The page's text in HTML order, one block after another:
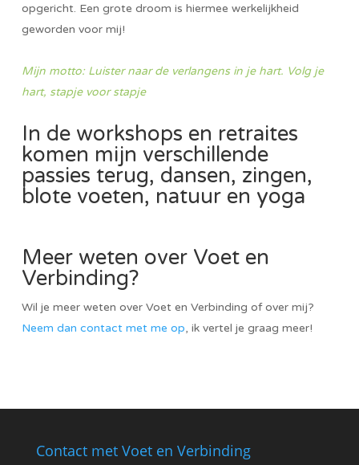
opgericht. Een grote droom is hiermee werkelijkheid
geworden voor mij!
Mijn motto: Luister naar de verlangens in je hart. Volg je
hart, stapje voor stapje
In de workshops en retraites
komen mijn verschillende
passies terug, dansen, zingen,
blote voeten, natuur en yoga
Meer weten over Voet en
Verbinding?
Wil je meer weten over Voet en Verbinding of over mij?
Neem dan contact met me op, ik vertel je graag meer!
Contact met Voet en Verbinding